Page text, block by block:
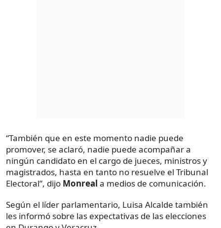
“También que en este momento nadie puede
promover, se aclaró, nadie puede acompañar a
ningún candidato en el cargo de jueces, ministros y
magistrados, hasta en tanto no resuelve el Tribunal
Electoral”, dijo Monreal a medios de comunicación.
Según el líder parlamentario, Luisa Alcalde también
les informó sobre las expectativas de las elecciones